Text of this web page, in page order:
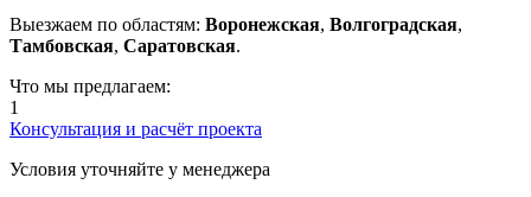
Выезжаем по областям: Воронежская, Волгоградская,
Тамбовская, Саратовская.
Что мы предлагаем:
1
Консультация и расчёт проекта
Условия уточняйте у менеджера